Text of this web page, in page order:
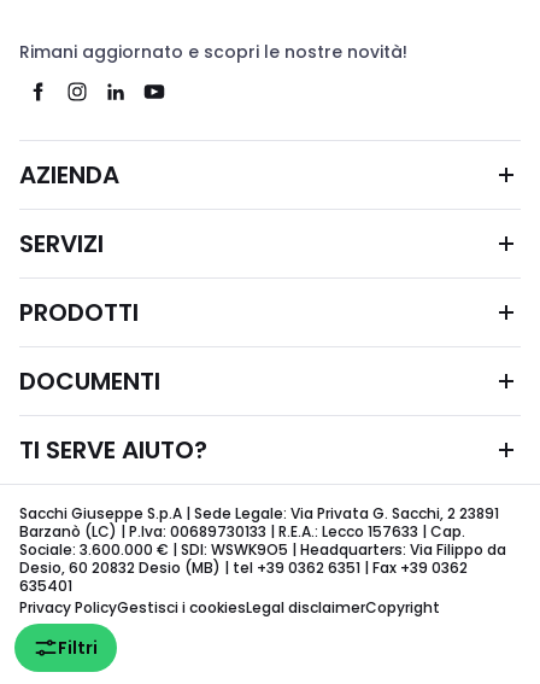
Filtri
Rimani aggiornato e scopri le nostre novità!
AZIENDA
SERVIZI
PRODOTTI
DOCUMENTI
TI SERVE AIUTO?
Sacchi Giuseppe S.p.A | Sede Legale: Via Privata G. Sacchi, 2 23891
Barzanò (LC) | P.Iva: 00689730133 | R.E.A.: Lecco 157633 | Cap.
Sociale: 3.600.000 € | SDI: WSWK9O5 | Headquarters: Via Filippo da
Desio, 60 20832 Desio (MB) | tel +39 0362 6351 | Fax +39 0362
635401
Privacy PolicyGestisci i cookiesLegal disclaimerCopyright